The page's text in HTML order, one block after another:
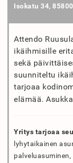
Isokatu 34, 85800
Attendo
ikäihmisille
sekä
suunniteltu
tarjoaa
elämää.
Yritys tarjoaa
lyhytaikainen